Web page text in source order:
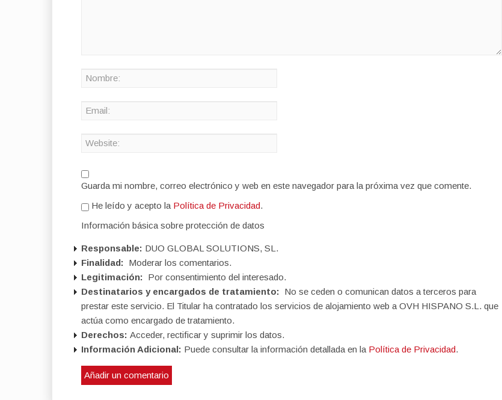
Guarda mi nombre, correo electrónico y web en este navegador para la próxima vez que comente.
He leído y acepto la Política de Privacidad.
Información básica sobre protección de datos
Responsable: DUO GLOBAL SOLUTIONS, SL.
Finalidad: Moderar los comentarios.
Legitimación: Por consentimiento del interesado.
Destinatarios y encargados de tratamiento: No se ceden o comunican datos a terceros para
prestar este servicio. El Titular ha contratado los servicios de alojamiento web a OVH HISPANO S.L. que
actúa como encargado de tratamiento.
Derechos: Acceder, rectificar y suprimir los datos.
Información Adicional: Puede consultar la información detallada en la Política de Privacidad.